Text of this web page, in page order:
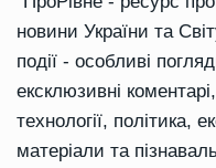
новини України та
події - особливі
ексклюзивні
технології, політика,
матеріали та